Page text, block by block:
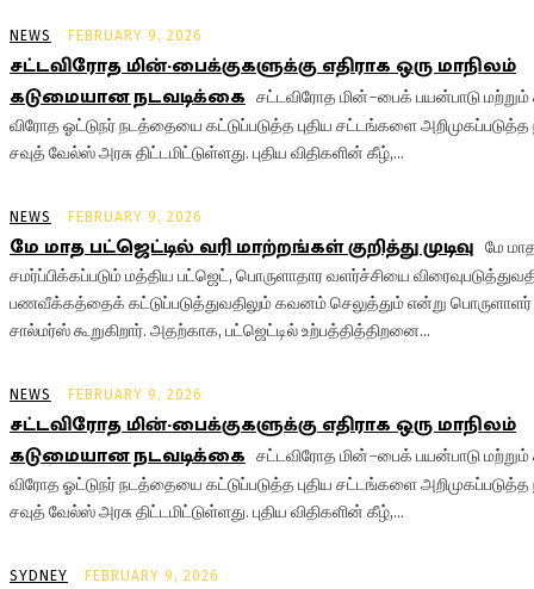
NEWS FEBRUARY 9, 2026
சட்டவிரோத மின்-பைக்குகளுக்கு எதிராக ஒரு மாநிலம்
கடுமையான நடவடிக்கை சட்டவிரோத மின்-பைக் பயன்பாடு மற்றும்
விரோத ஓட்டுநர் நடத்தையை கட்டுப்படுத்த புதிய சட்டங்களை அறிமுகப்படுத்த
சவுத் வேல்ஸ் அரசு திட்டமிட்டுள்ளது. புதிய விதிகளின் கீழ்,...
NEWS FEBRUARY 9, 2026
மே மாத பட்ஜெட்டில் வரி மாற்றங்கள் குறித்து முடிவு மே
சமர்ப்பிக்கப்படும் மத்திய பட்ஜெட், பொருளாதார வளர்ச்சியை
பணவீக்கத்தைக் கட்டுப்படுத்துவதிலும் கவனம் செலுத்தும் என்று பொருளாளர்
சால்மர்ஸ் கூறுகிறார். அதற்காக, பட்ஜெட்டில் உற்பத்தித்திறனை...
NEWS FEBRUARY 9, 2026
சட்டவிரோத மின்-பைக்குகளுக்கு எதிராக ஒரு மாநிலம்
கடுமையான நடவடிக்கை சட்டவிரோத மின்-பைக் பயன்பாடு மற்றும்
விரோத ஓட்டுநர் நடத்தையை கட்டுப்படுத்த புதிய சட்டங்களை அறிமுகப்படுத்த
சவுத் வேல்ஸ் அரசு திட்டமிட்டுள்ளது. புதிய விதிகளின் கீழ்,...
SYDNEY FEBRUARY 9, 2026